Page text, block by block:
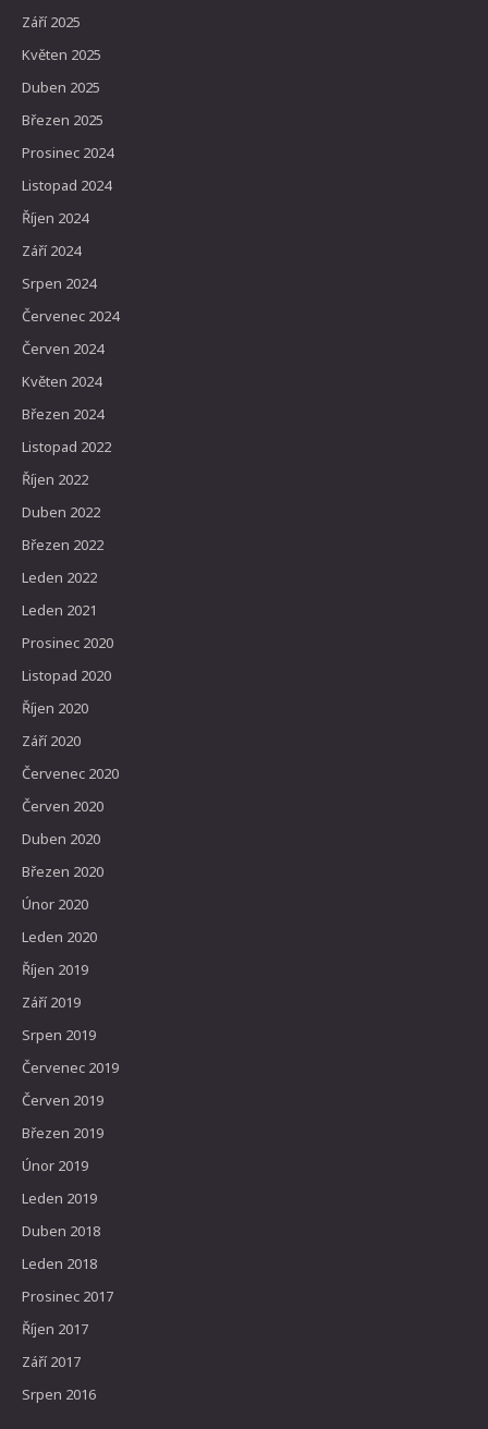
Září 2025
Květen 2025
Duben 2025
Březen 2025
Prosinec 2024
Listopad 2024
Říjen 2024
Září 2024
Srpen 2024
Červenec 2024
Červen 2024
Květen 2024
Březen 2024
Listopad 2022
Říjen 2022
Duben 2022
Březen 2022
Leden 2022
Leden 2021
Prosinec 2020
Listopad 2020
Říjen 2020
Září 2020
Červenec 2020
Červen 2020
Duben 2020
Březen 2020
Únor 2020
Leden 2020
Říjen 2019
Září 2019
Srpen 2019
Červenec 2019
Červen 2019
Březen 2019
Únor 2019
Leden 2019
Duben 2018
Leden 2018
Prosinec 2017
Říjen 2017
Září 2017
Srpen 2016